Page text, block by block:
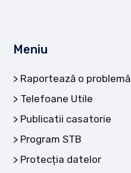
Meniu
Raportează o problemă
Telefoane Utile
Publicatii casatorie
Program STB
Protecția datelor